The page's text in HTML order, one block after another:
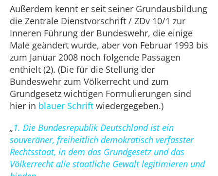
Außerdem kennt er seit seiner Grundausbildung
die Zentrale Dienstvorschrift / ZDv 10/1 zur
Inneren Führung der Bundeswehr, die einige
Male geändert wurde, aber von Februar 1993 bis
zum Januar 2008 noch folgende Passagen
enthielt (2). (Die für die Stellung der
Bundeswehr zum Völkerrecht und zum
Grundgesetz wichtigen Formulierungen sind
hier in blauer Schrift wiedergegeben.)
„1. Die Bundesrepublik Deutschland ist ein
souveräner, freiheitlich demokratisch verfasster
Rechtsstaat, in dem das Grundgesetz und das
Völkerrecht alle staatliche Gewalt legitimieren und